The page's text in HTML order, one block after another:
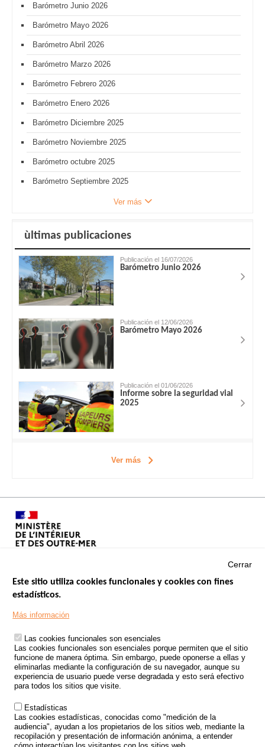
Barómetro Junio 2026
Barómetro Mayo 2026
Barómetro Abril 2026
Barómetro Marzo 2026
Barómetro Febrero 2026
Barómetro Enero 2026
Barómetro Diciembre 2025
Barómetro Noviembre 2025
Barómetro octubre 2025
Barómetro Septiembre 2025
Ver más
ùltimas publicaciones
Publicación el 16/07/2026
Barómetro Junio 2026
Publicación el 12/06/2026
Barómetro Mayo 2026
Publicación el 01/06/2026
Informe sobre la seguridad vial
2025
Ver más
Footer
TRATAMIENTO DE DATOS PERSONALES PROCEDENTES DE
ACCIDENTES DE TRÁFICO
ESTUDIOS
CONVOCATORIA DE PROYECTOS DE ESTUDIOS
POLÍTICA DE SEGURIDAD VIAL
Outils
EVENTOS
Cerrar
Este sitio utiliza cookies funcionales y cookies con fines
estadísticos.
Más información
Las cookies funcionales son esenciales
Las cookies funcionales son esenciales porque permiten que el sitio
funcione de manera óptima. Sin embargo, puede oponerse a ellas y
eliminarlas mediante la configuración de su navegador, aunque su
experiencia de usuario puede verse degradada y esto será efectivo
para todos los sitios que visite.
Estadísticas
Las cookies estadísticas, conocidas como "medición de la
audiencia", ayudan a los propietarios de los sitios web, mediante la
recopilación y presentación de información anónima, a entender